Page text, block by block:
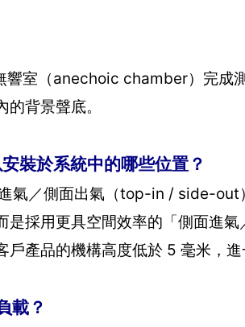
室（anechoic chamber）完成
背景聲底。
裝於系統中的哪些位置？
氣／側面出氣（top-in / side-out
是採用更具空間效率的「側面進
產品的機構高度低於 5 毫米，進
載？